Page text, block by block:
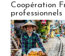
Coopération